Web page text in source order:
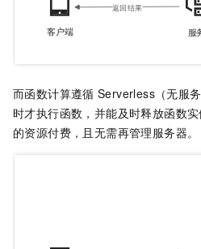
而函数计算遵循 Serverless（无服
时才执行函数，并能及时释放函数
的资源付费，且无需再管理服务器。